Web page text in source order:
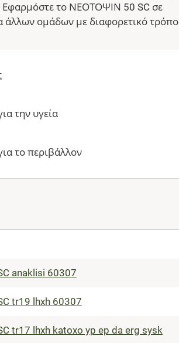
Εφαρμόστε το ΝΕΟΤΟΨΙΝ 50 SC σε
άλλων ομάδων με διαφορετικό τρόπο
την υγεία
το περιβάλλον
anaklisi 60307
tr19 lhxh 60307
tr17 lhxh katoxo yp ep da erg sysk